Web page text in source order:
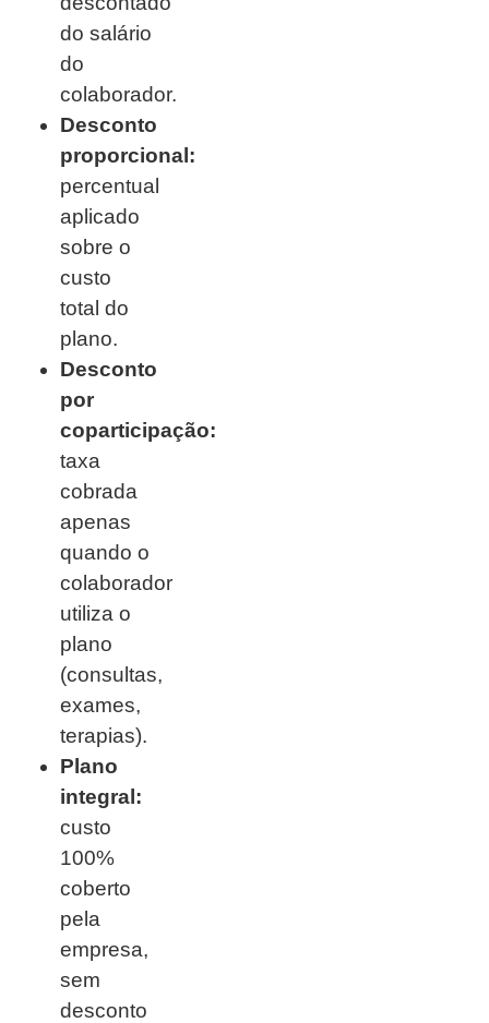
do salário
do
colaborador.
Desconto
proporcional:
percentual
aplicado
sobre o
custo
total do
plano.
Desconto
por
coparticipação:
taxa
cobrada
apenas
quando o
colaborador
utiliza o
plano
(consultas,
exames,
terapias).
Plano
integral:
custo
100%
coberto
pela
empresa,
sem
desconto